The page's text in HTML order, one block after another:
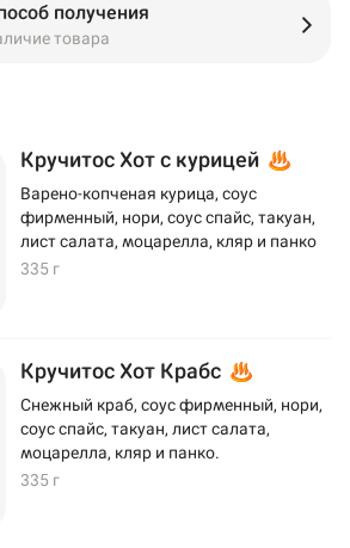
получения
товара
Кручитос Хот с курицей
Варено-копченая курица, соус
фирменный, нори, соус спайс, такуан,
лист салата, моцарелла, кляр и панко
335 г
Кручитос Хот Крабс
Снежный краб, соус фирменный, нори,
соус спайс, такуан, лист салата,
моцарелла, кляр и панко.
335 г